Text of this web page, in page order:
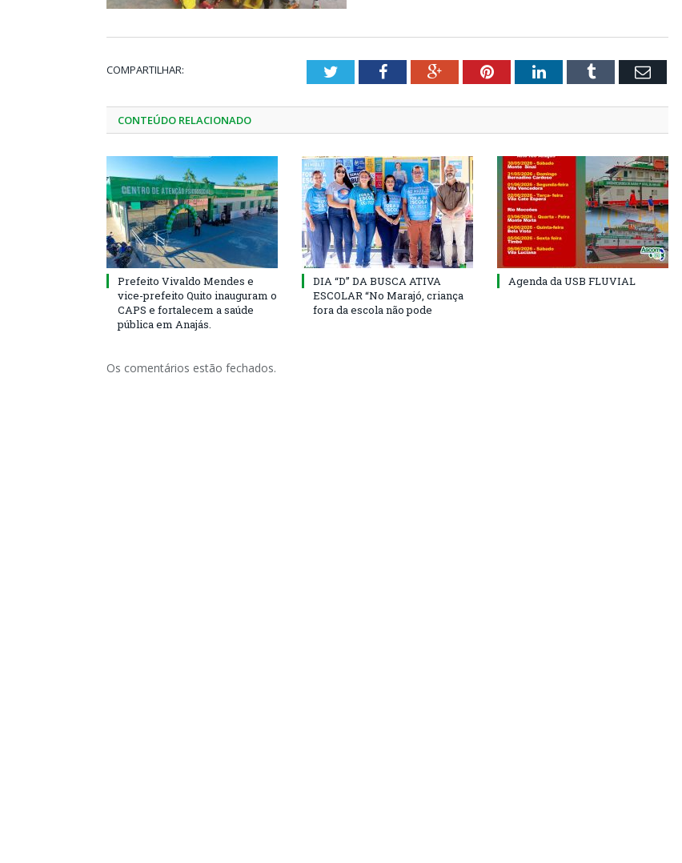
COMPARTILHAR: TwitterFacebookGoogle+PinterestLinkedInTumblr Email
CONTEÚDO RELACIONADO
Prefeito Vivaldo Mendes e
vice-prefeito Quito inauguram o
CAPS e fortalecem a saúde
pública em Anajás.
DIA “D” DA BUSCA ATIVA
ESCOLAR “No Marajó, criança
fora da escola não pode
Agenda da USB FLUVIAL
Os comentários estão fechados.